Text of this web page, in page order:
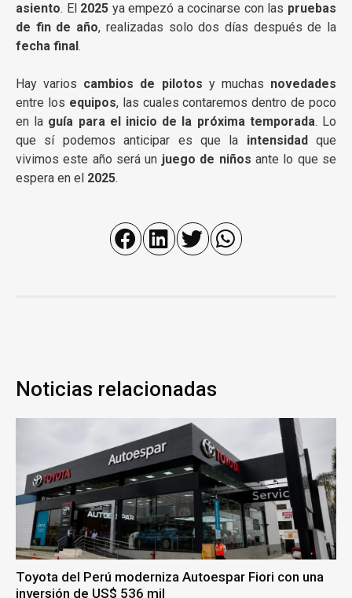
asiento. El 2025 ya empezó a cocinarse con las pruebas
de fin de año, realizadas solo dos días después de la
fecha final .
Hay varios cambios de pilotos y muchas novedades
entre los equipos, las cuales contaremos dentro de poco
en la guía para el inicio de la próxima temporada. Lo
que sí podemos anticipar es que la intensidad que
vivimos este año será un juego de niños ante lo que se
espera en el 2025.
Noticias relacionadas
Toyota del Perú moderniza Autoespar Fiori con una
inversión de US$ 536 mil